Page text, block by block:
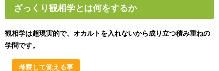
ざっくり観相学とは何をするか
観相学は超現実的で、オカルトを入れないから成り立つ積み重ねの
学問です。
考察して覚える事